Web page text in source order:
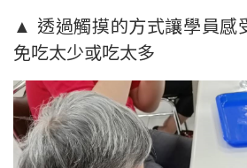
▲ 透過觸摸的方式讓學員感
免吃太少或吃太多